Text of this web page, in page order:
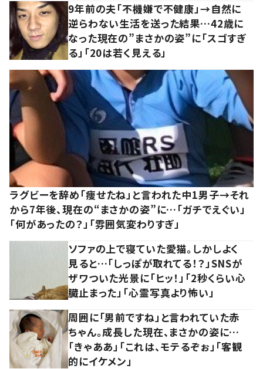
9年前の夫「不機嫌で不健康」→自然に
逆らわない生活を送った結果…42歳に
なった現在の”まさかの姿”に「スゴすぎ
る」「20は若く見える」
ラグビーを辞め「痩せたね」と言われた中1男子→それ
から7年後、現在の“まさかの姿”に…「ガチでえぐい」
「何があったの？」「雰囲気変わりすぎ」
ソファの上で寝ていた愛猫。しかしよく
見ると…「しっぽが取れてる！？」SNSが
ザワついた光景に「ヒッ！」「2秒くらい心
臓止まった」「心霊写真より怖い」
周囲に「男前ですね」と言われていた赤
ちゃん。成長した現在、まさかの姿に…
「きゃああ」「これは、モテるぞぉ」「客観
的にイケメン」